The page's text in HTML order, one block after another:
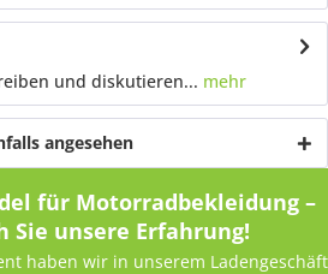
und diskutieren... mehr
angesehen
für Motorradbekleidung –
Sie unsere Erfahrung!
haben wir in unserem Ladengeschäft